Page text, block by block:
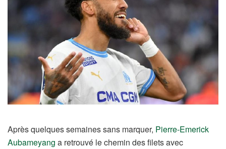
Après quelques semaines sans marquer, Pierre-Emerick
Aubameyang a retrouvé le chemin des filets avec